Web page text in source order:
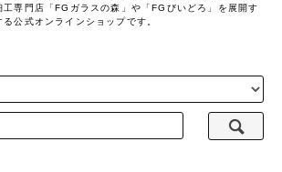
工専門店「FGガラスの森」や「FGびいどろ」を展開す
る公式オンラインショップです。